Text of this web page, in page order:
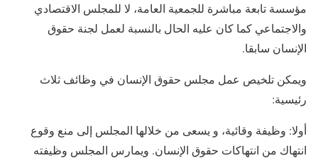
مؤسسة تابعة مباشرة للجمعية العامة، لا للمجلس الاقتصادي
والاجتماعي كما كان عليه الحال بالنسبة لعمل لجنة حقوق
الإنسان سابقا.
ويمكن تلخيص عمل مجلس حقوق الإنسان في وظائف ثلاث
رئيسية:
أولا: وظيفة وقائية، و يسعى من خلالها المجلس إلى منع وقوع
انتهاك من انتهاكات حقوق الإنسان. ويمارس المجلس وظيفته